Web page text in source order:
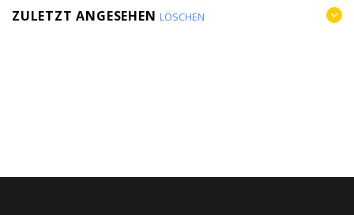
ZULETZT ANGESEHENLÖSCHEN